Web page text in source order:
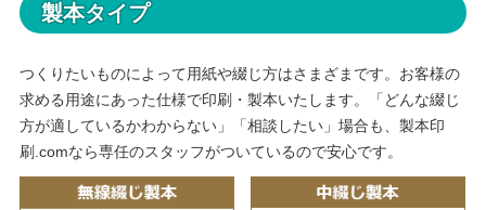
製本タイプ
つくりたいものによって用紙や綴じ方はさまざまです。お客様の
求める用途にあった仕様で印刷・製本いたします。「どんな綴じ
方が適しているかわからない」「相談したい」場合も、製本印
刷.comなら専任のスタッフがついているので安心です。